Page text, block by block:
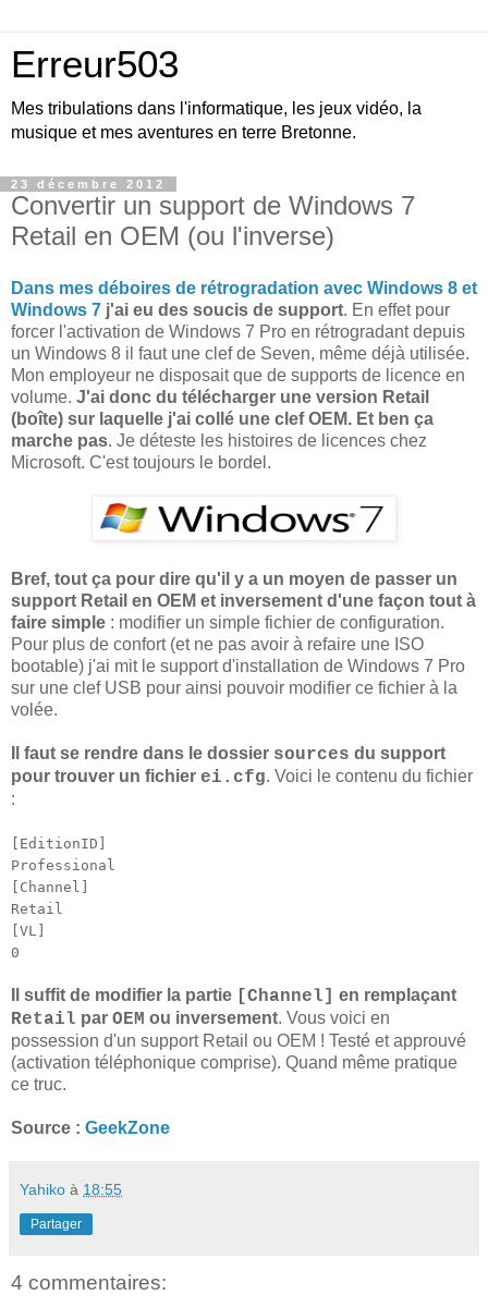
Erreur503
Mes tribulations dans l'informatique, les jeux vidéo, la
musique et mes aventures en terre Bretonne.
23 décembre 2012
Convertir un support de Windows 7
Retail en OEM (ou l'inverse)
Dans mes déboires de rétrogradation avec Windows 8 et
Windows 7 j'ai eu des soucis de support. En effet pour
forcer l'activation de Windows 7 Pro en rétrogradant depuis
un Windows 8 il faut une clef de Seven, même déjà utilisée.
Mon employeur ne disposait que de supports de licence en
volume. J'ai donc du télécharger une version Retail
(boîte) sur laquelle j'ai collé une clef OEM. Et ben ça
marche pas. Je déteste les histoires de licences chez
Microsoft. C'est toujours le bordel.
Bref, tout ça pour dire qu'il y a un moyen de passer un
support Retail en OEM et inversement d'une façon tout à
faire simple : modifier un simple fichier de configuration.
Pour plus de confort (et ne pas avoir à refaire une ISO
bootable) j'ai mit le support d'installation de Windows 7 Pro
sur une clef USB pour ainsi pouvoir modifier ce fichier à la
volée.
Il faut se rendre dans le dossier sources du support
pour trouver un fichier ei.cfg. Voici le contenu du fichier
:
[EditionID]
Professional
[Channel]
Retail
[VL]
0
Il suffit de modifier la partie [Channel] en remplaçant
Retail par OEM ou inversement. Vous voici en
possession d'un support Retail ou OEM ! Testé et approuvé
(activation téléphonique comprise). Quand même pratique
ce truc.
Source : GeekZone
Yahiko à 18:55
Partager
4 commentaires: